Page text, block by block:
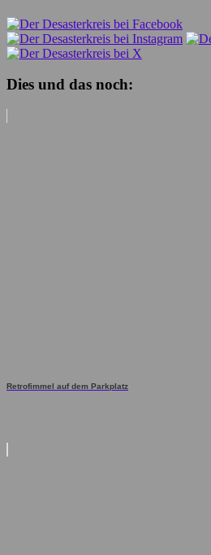
Dies und das noch:
Retrofimmel auf dem Parkplatz